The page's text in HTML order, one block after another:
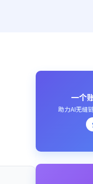
一个
助力AI无缝